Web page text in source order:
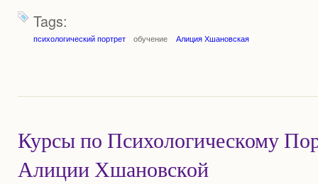
Tags:
психологический портрет обучение Алиция Хшановская
Курсы по Психологическому
Алиции Хшановской